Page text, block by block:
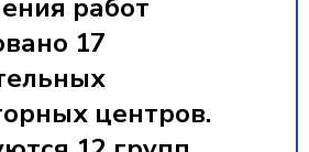
работ
17
центров.